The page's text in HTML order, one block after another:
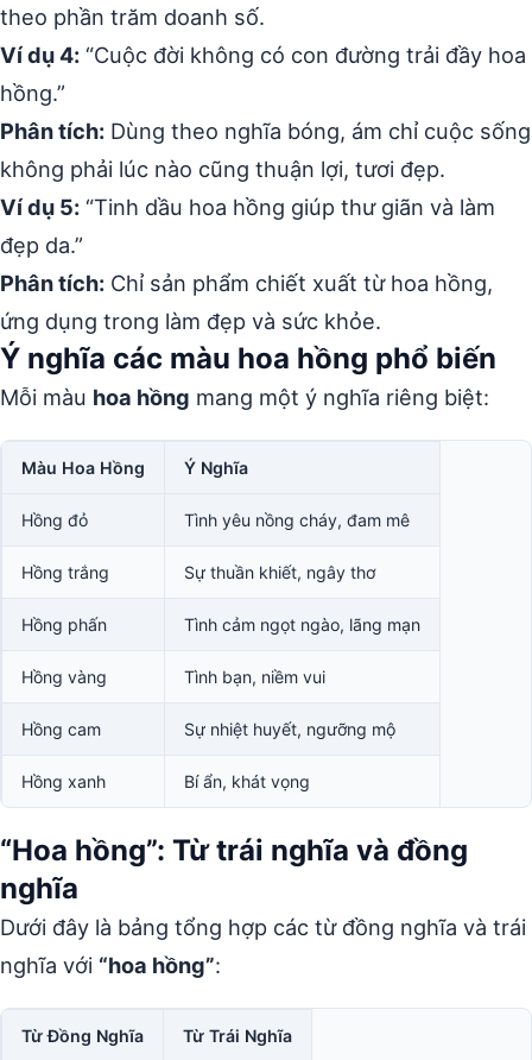
theo phần trăm doanh số.
Ví dụ 4: “Cuộc đời không có con đường trải đầy hoa
hồng.”
Phân tích: Dùng theo nghĩa bóng, ám chỉ cuộc sống
không phải lúc nào cũng thuận lợi, tươi đẹp.
Ví dụ 5: “Tinh dầu hoa hồng giúp thư giãn và làm
đẹp da.”
Phân tích: Chỉ sản phẩm chiết xuất từ hoa hồng,
ứng dụng trong làm đẹp và sức khỏe.
Ý nghĩa các màu hoa hồng phổ biến
Mỗi màu hoa hồng mang một ý nghĩa riêng biệt:
Màu Hoa Hồng Ý Nghĩa
Hồng đỏ Tình yêu nồng cháy, đam mê
Hồng trắng Sự thuần khiết, ngây thơ
Hồng phấn Tình cảm ngọt ngào, lãng mạn
Hồng vàng Tình bạn, niềm vui
Hồng cam Sự nhiệt huyết, ngưỡng mộ
Hồng xanh Bí ẩn, khát vọng
“Hoa hồng”: Từ trái nghĩa và đồng
nghĩa
Dưới đây là bảng tổng hợp các từ đồng nghĩa và trái
nghĩa với “hoa hồng”:
Từ Đồng Nghĩa Từ Trái Nghĩa